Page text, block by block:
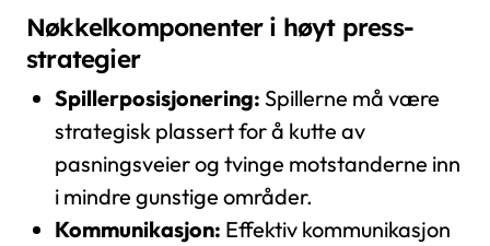
Nøkkelkomponenter i høyt press-
strategier
Spillerposisjonering: Spillerne må være
strategisk plassert for å kutte av
pasningsveier og tvinge motstanderne inn
i mindre gunstige områder.
Kommunikasjon: Effektiv kommunikasjon